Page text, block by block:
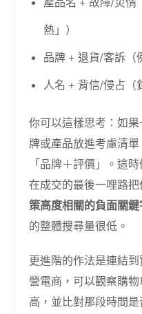
熱」）
品牌 + 退貨/客訴（
人名 + 背信/侵占（
你可以這樣思考：如
牌或產品放進考慮清
「品牌＋評價」。這
在成交的最後一哩路
策高度相關的負面關
的整體搜尋量很低。
更進階的作法是連結
營電商，可以觀察購
高，並比對那段時間